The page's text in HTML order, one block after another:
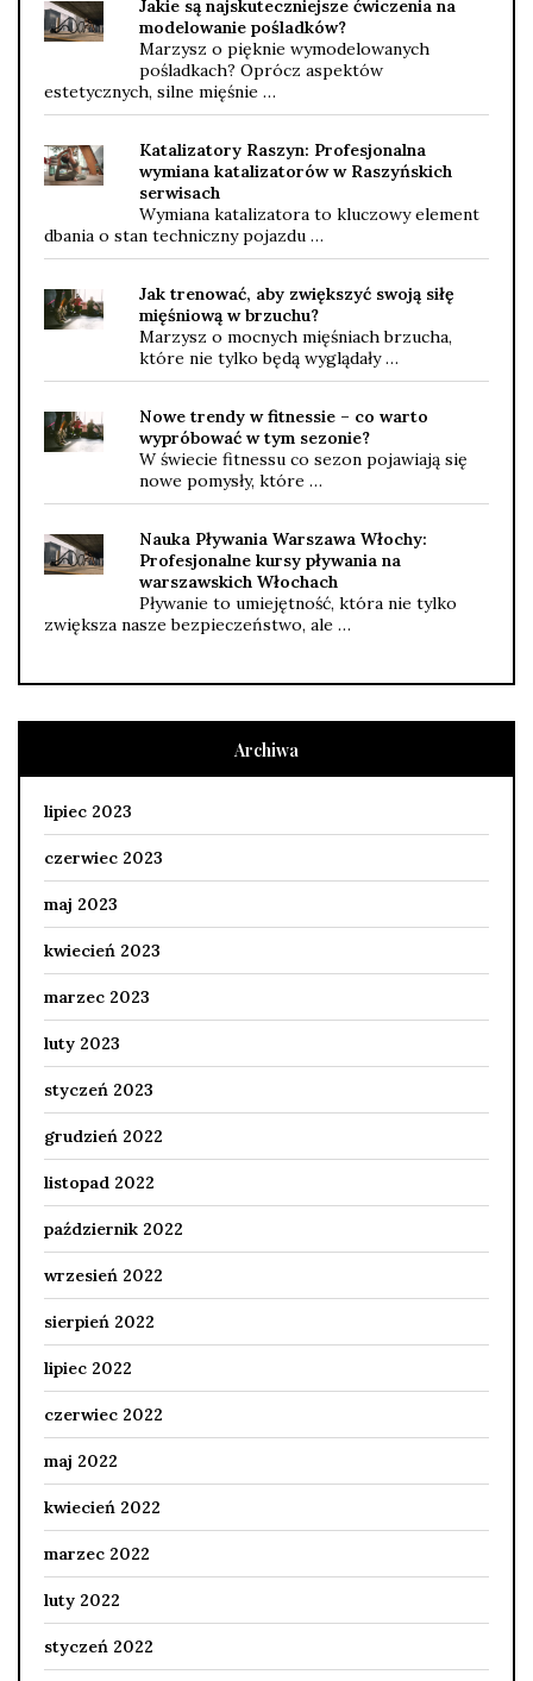
Jakie są najskuteczniejsze ćwiczenia na
modelowanie pośladków?
Marzysz o pięknie wymodelowanych
pośladkach? Oprócz aspektów
estetycznych, silne mięśnie …
Katalizatory Raszyn: Profesjonalna
wymiana katalizatorów w Raszyńskich
serwisach
Wymiana katalizatora to kluczowy element
dbania o stan techniczny pojazdu …
Jak trenować, aby zwiększyć swoją siłę
mięśniową w brzuchu?
Marzysz o mocnych mięśniach brzucha,
które nie tylko będą wyglądały …
Nowe trendy w fitnessie – co warto
wypróbować w tym sezonie?
W świecie fitnessu co sezon pojawiają się
nowe pomysły, które …
Nauka Pływania Warszawa Włochy:
Profesjonalne kursy pływania na
warszawskich Włochach
Pływanie to umiejętność, która nie tylko
zwiększa nasze bezpieczeństwo, ale …
Archiwa
lipiec 2023
czerwiec 2023
maj 2023
kwiecień 2023
marzec 2023
luty 2023
styczeń 2023
grudzień 2022
listopad 2022
październik 2022
wrzesień 2022
sierpień 2022
lipiec 2022
czerwiec 2022
maj 2022
kwiecień 2022
marzec 2022
luty 2022
styczeń 2022